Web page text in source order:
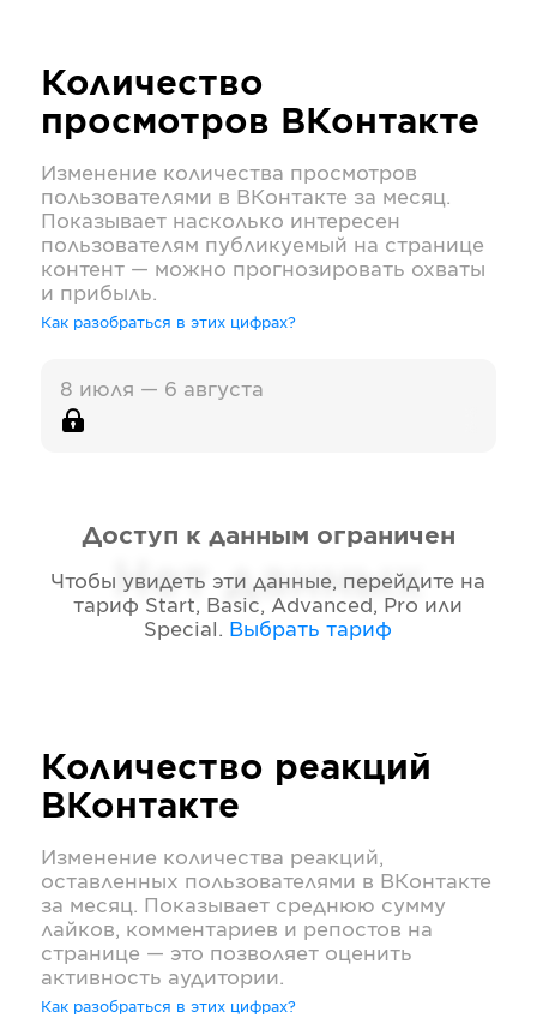
Количество
просмотров ВКонтакте
Изменение количества просмотров
пользователями в ВКонтакте за месяц.
Показывает насколько интересен
пользователям публикуемый на странице
контент — можно прогнозировать охваты
и прибыль.
Как разобраться в этих цифрах?
8 июля — 6 августа
Нет данных
Доступ к данным ограничен
Чтобы увидеть эти данные, перейдите на
тариф Start, Basic, Advanced, Pro или
Special . Выбрать тариф
Количество реакций
ВКонтакте
Изменение количества реакций,
оставленных пользователями в ВКонтакте
за месяц. Показывает среднюю сумму
лайков, комментариев и репостов на
странице — это позволяет оценить
активность аудитории.
Как разобраться в этих цифрах?